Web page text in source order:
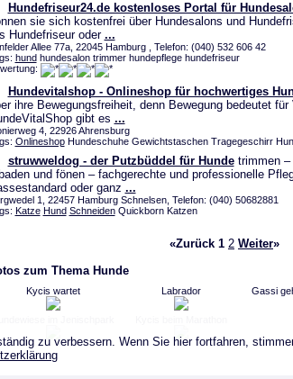
zu verbessern. Wenn Sie hier fortfahren,
Hundefriseur24.de kostenloses Portal für
sie sich kostenfrei über Hundesalons und
Hundefriseur oder ...
Allee 77a, 22045 Hamburg , Telefon: (040) 532 606 42
hundhundesalon trimmer hundepflege hundefriseur
Hundevitalshop - Onlineshop für hochwertiges
ihre Bewegungsfreiheit, denn Bewegung bedeutet
gibt es ...
4, 22926 Ahrensburg
OnlineshopHundeschuhe Gewichtstaschen Tragegeschirr
struwweldog - der Putzbüddel für Hundetrimmen –
und fönen – fachgerechte und professionelle
oder ganz ...
1, 22457 Hamburg Schnelsen, Telefon: (040) 50682881
Katze Hund SchneidenQuickborn Katzen
«Zurück 1 2 Weiter»
zum Thema Hunde
Kycis wartet Labrador Gassi